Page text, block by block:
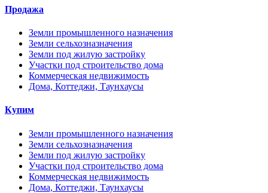
Продажа
Земли промышленного назначения
Земли сельхозназначения
Земли под жилую застройку
Участки под строительство дома
Коммерческая недвижимость
Дома, Коттеджи, Таунхаусы
Купим
Земли промышленного назначения
Земли сельхозназначения
Земли под жилую застройку
Участки под строительство дома
Коммерческая недвижимость
Дома, Коттеджи, Таунхаусы